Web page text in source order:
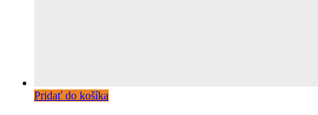
Pridať do košíka